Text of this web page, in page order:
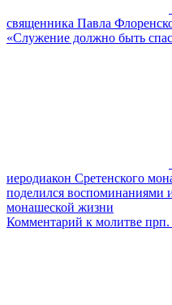
священника Павла
«Служение должно быть
иеродиакон Сретенского
поделился воспоминаниями
монашеской жизни
Комментарий к молитве